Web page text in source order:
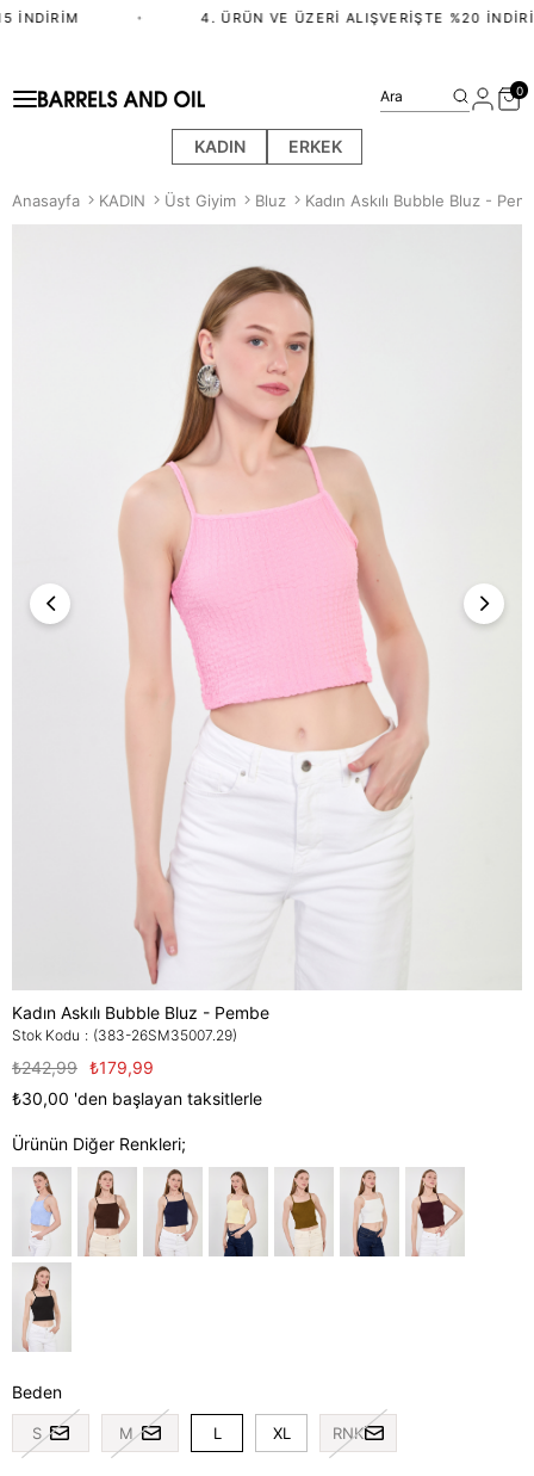
İNDIRIM 4. ÜRÜN VE ÜZERI ALIŞVERIŞTE %20 İNDIRIM
KADIN ERKEK
Ara 0
Anasayfa KADIN Üst Giyim Bluz Kadın Askılı Bubble Bluz -
Kadın Askılı Bubble Bluz - Pembe
Stok Kodu (383-26SM35007.29)
₺242,99 ₺179,99
₺30,00 'den başlayan taksitlerle
Ürünün Diğer Renkleri;
Beden
S M L XL RNK